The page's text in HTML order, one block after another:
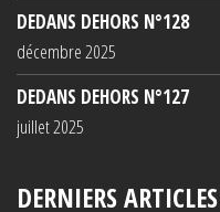
DEDANS DEHORS N°128
décembre 2025
DEDANS DEHORS N°127
juillet 2025
DERNIERS ARTICLES